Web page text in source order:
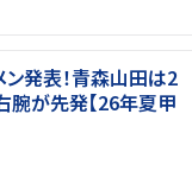
発表！青森山田は2
腕が先発【26年夏甲